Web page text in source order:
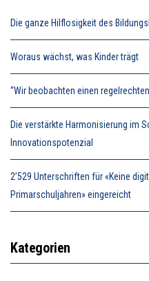
Die ganze Hilflosigkeit des
Woraus wächst, was Kinder trägt
“Wir beobachten einen
Die verstärkte Harmonisierung im
Innovationspotenzial
2’529 Unterschriften für «Keine
Primarschuljahren» eingereicht
Kategorien